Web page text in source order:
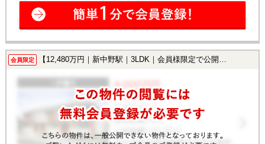
会員限定 【12,480万円｜新中野駅｜3LDK｜会員様限定で公開中！】